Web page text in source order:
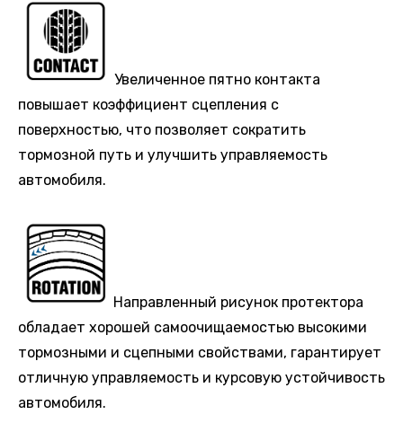
Увеличенное пятно контакта
повышает коэффициент сцепления с
поверхностью, что позволяет сократить
тормозной путь и улучшить управляемость
автомобиля.
Направленный рисунок протектора
обладает хорошей самоочищаемостью высокими
тормозными и сцепными свойствами, гарантирует
отличную управляемость и курсовую устойчивость
автомобиля.